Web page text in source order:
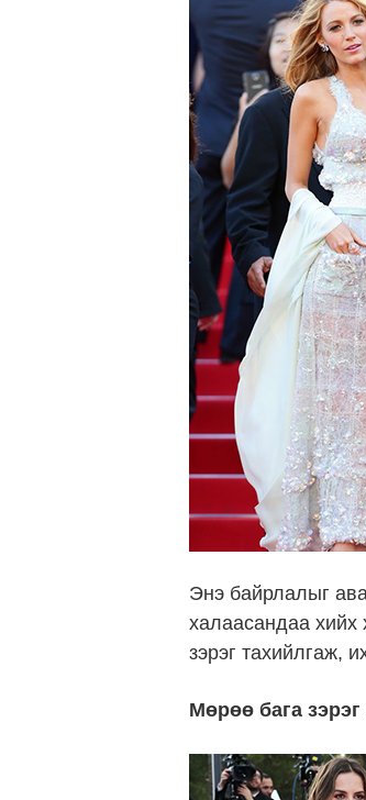
Энэ байрлалыг
халаасандаа хийх
зэрэг тахийлгаж,
Мөрөө бага